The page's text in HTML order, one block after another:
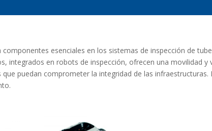
esenciales en los sistemas de inspección de
integrados en robots de inspección, ofrecen una movilidad
puedan comprometer la integridad de las